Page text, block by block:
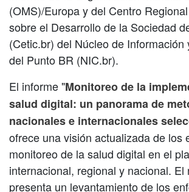
(OMS)/Europa y del Centro
sobre el Desarrollo de la Sociedad
(Cetic.br) del Núcleo de Información
del Punto BR (NIC.br).
El informe "Monitoreo de la
salud digital: un panorama de
nacionales e internacionales
ofrece una visión actualizada de los
monitoreo de la salud digital en el
internacional, regional y nacional. El
presenta un levantamiento de los